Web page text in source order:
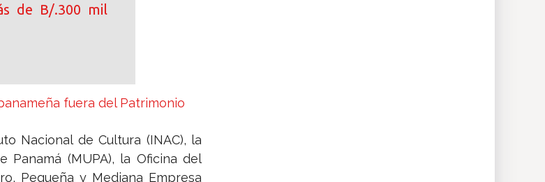
de B/.300 mil
fuera del Patrimonio
Nacional de Cultura (INAC), la
Panamá (MUPA), la Oficina del
Pequeña y Mediana Empresa